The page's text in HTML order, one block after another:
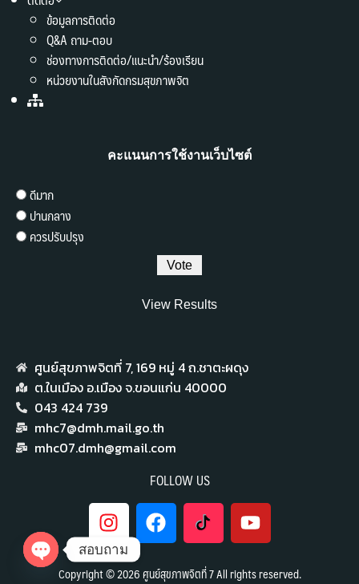
ข้อมูลการติดต่อ
Q&A ถาม-ตอบ
ช่องทางการติดต่อ/แนะนำ/ร้องเรียน
หน่วยงานในสังกัดกรมสุขภาพจิต
คะแนนการใช้งานเว็บไซต์
ดีมาก
ปานกลาง
ควรปรับปรุง
View Results
ศูนย์สุขภาพจิตที่ 7,​ 169 หมู่ 4 ถ.ชาตะผดุง
ต.ในเมือง อ.เมือง จ.ขอนแก่น 40000
043 424 739
mhc7@dmh.mail.go.th
mhc07.dmh@gmail.com
FOLLOW US
Copyright © 2026 ศูนย์สุขภาพจิตที่ 7 All rights reserved.
สอบถาม
Open chaty